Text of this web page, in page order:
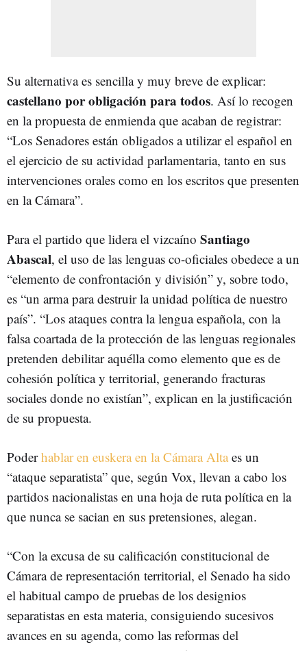
Su alternativa es sencilla y muy breve de explicar:
castellano por obligación para todos. Así lo recogen
en la propuesta de enmienda que acaban de registrar:
“Los Senadores están obligados a utilizar el español en
el ejercicio de su actividad parlamentaria, tanto en sus
intervenciones orales como en los escritos que presenten
en la Cámara”.
Para el partido que lidera el vizcaíno Santiago
Abascal, el uso de las lenguas co-oficiales obedece a un
“elemento de confrontación y división” y, sobre todo,
es “un arma para destruir la unidad política de nuestro
país”. “Los ataques contra la lengua española, con la
falsa coartada de la protección de las lenguas regionales
pretenden debilitar aquélla como elemento que es de
cohesión política y territorial, generando fracturas
sociales donde no existían”, explican en la justificación
de su propuesta.
Poderhablar en euskera en la Cámara Altaes un
“ataque separatista” que, según Vox, llevan a cabo los
partidos nacionalistas en una hoja de ruta política en la
que nunca se sacian en sus pretensiones, alegan.
“Con la excusa de su calificación constitucional de
Cámara de representación territorial, el Senado ha sido
el habitual campo de pruebas de los designios
separatistas en esta materia, consiguiendo sucesivos
avances en su agenda, como las reformas del